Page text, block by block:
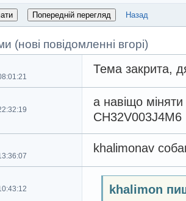
Назад
(нові повідомленні вгорі)
Тема закрита,
а навіщо
CH32V003J4M6
khalimonav
khalimon